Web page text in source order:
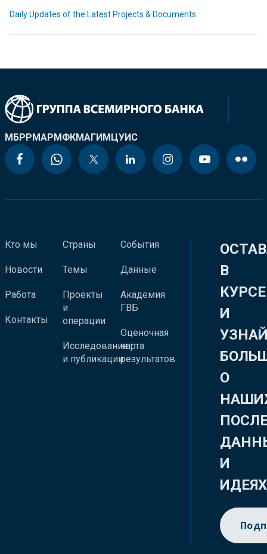
Daily Updates of the Latest Projects & Documents
МБРРМАРМФКМАГИМЦУИС
Кто мы
Новости
Работа
Контакты
Страны
Темы
Проекты
и
операции
Исследования
и публикации
События
Данные
Академия
ГВБ
Оценочная
карта
результатов
В
КУРСЕ
И
О
И
ИДЕЯХ